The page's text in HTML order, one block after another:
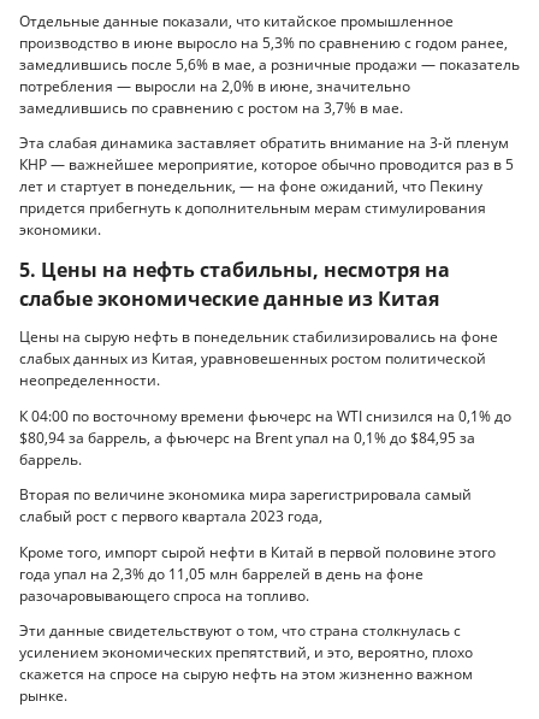
Отдельные данные показали, что китайское промышленное
производство в июне выросло на 5,3% по сравнению с годом ранее,
замедлившись после 5,6% в мае, а розничные продажи — показатель
потребления — выросли на 2,0% в июне, значительно
замедлившись по сравнению с ростом на 3,7% в мае.
Эта слабая динамика заставляет обратить внимание на 3-й пленум
КНР — важнейшее мероприятие, которое обычно проводится раз в 5
лет и стартует в понедельник, — на фоне ожиданий, что Пекину
придется прибегнуть к дополнительным мерам стимулирования
экономики.
5. Цены на нефть стабильны, несмотря на
слабые экономические данные из Китая
Цены на сырую нефть в понедельник стабилизировались на фоне
слабых данных из Китая, уравновешенных ростом политической
неопределенности.
К 04:00 по восточному времени фьючерс на WTI снизился на 0,1% до
$80,94 за баррель, а фьючерс на Brent упал на 0,1% до $84,95 за
баррель.
Вторая по величине экономика мира зарегистрировала самый
слабый рост с первого квартала 2023 года,
Кроме того, импорт сырой нефти в Китай в первой половине этого
года упал на 2,3% до 11,05 млн баррелей в день на фоне
разочаровывающего спроса на топливо.
Эти данные свидетельствуют о том, что страна столкнулась с
усилением экономических препятствий, и это, вероятно, плохо
скажется на спросе на сырую нефть на этом жизненно важном
рынке.